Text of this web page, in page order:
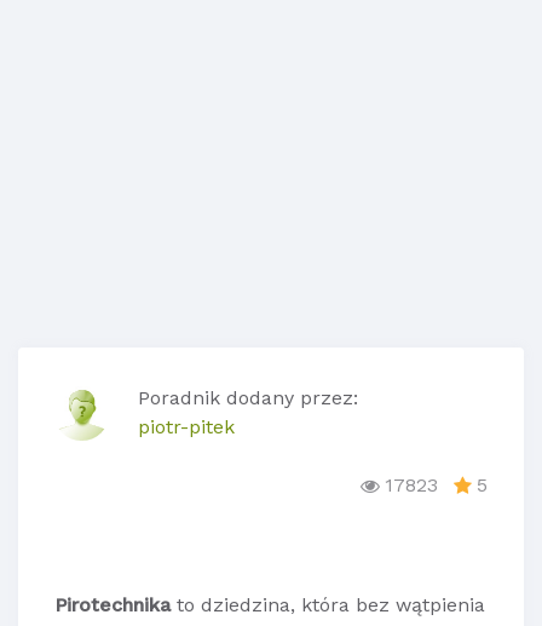
Poradnik dodany przez:
piotr-pitek
17823 5
Pirotechnikato dziedzina, która bez wątpienia